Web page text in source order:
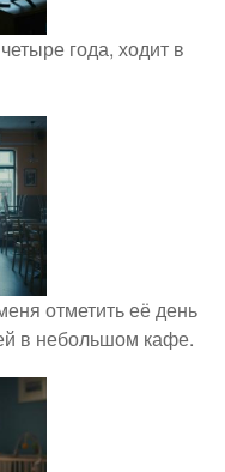
года, ходит в
отметить её день
в небольшом кафе.